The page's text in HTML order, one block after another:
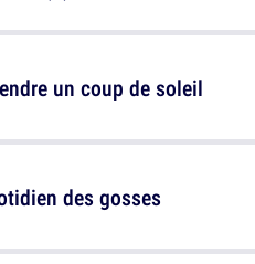
un coup de soleil
des gosses